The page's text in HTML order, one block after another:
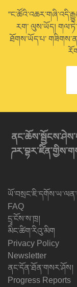
རག་ ལུས་ཡོད།
ཐོགས་ཡོད་པ་
FAQ
དྲྭ་ངོས་ས་ཁྲ།
མིང་ཚིག་རིའུ་མིག
Privacy Policy
Newsletter
ནང་དོན་ཐོན་གསར་ཤོས།
Progress Reports